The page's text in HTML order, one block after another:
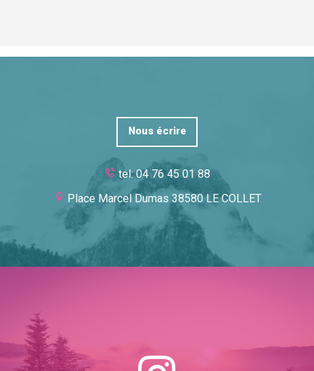
Nous écrire
tel: 04 76 45 01 88
Place Marcel Dumas 38580 LE COLLET